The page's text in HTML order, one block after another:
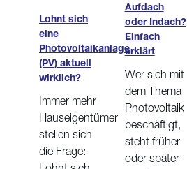
Lohnt sich
eine
Photovoltaikanlage
(PV) aktuell
wirklich?
Immer mehr
Hauseigentümer
stellen sich
die Frage:
Aufdach
oder Indach?
Einfach
erklärt
Wer sich mit
dem Thema
Photovoltaik
beschäftigt,
steht früher
oder später